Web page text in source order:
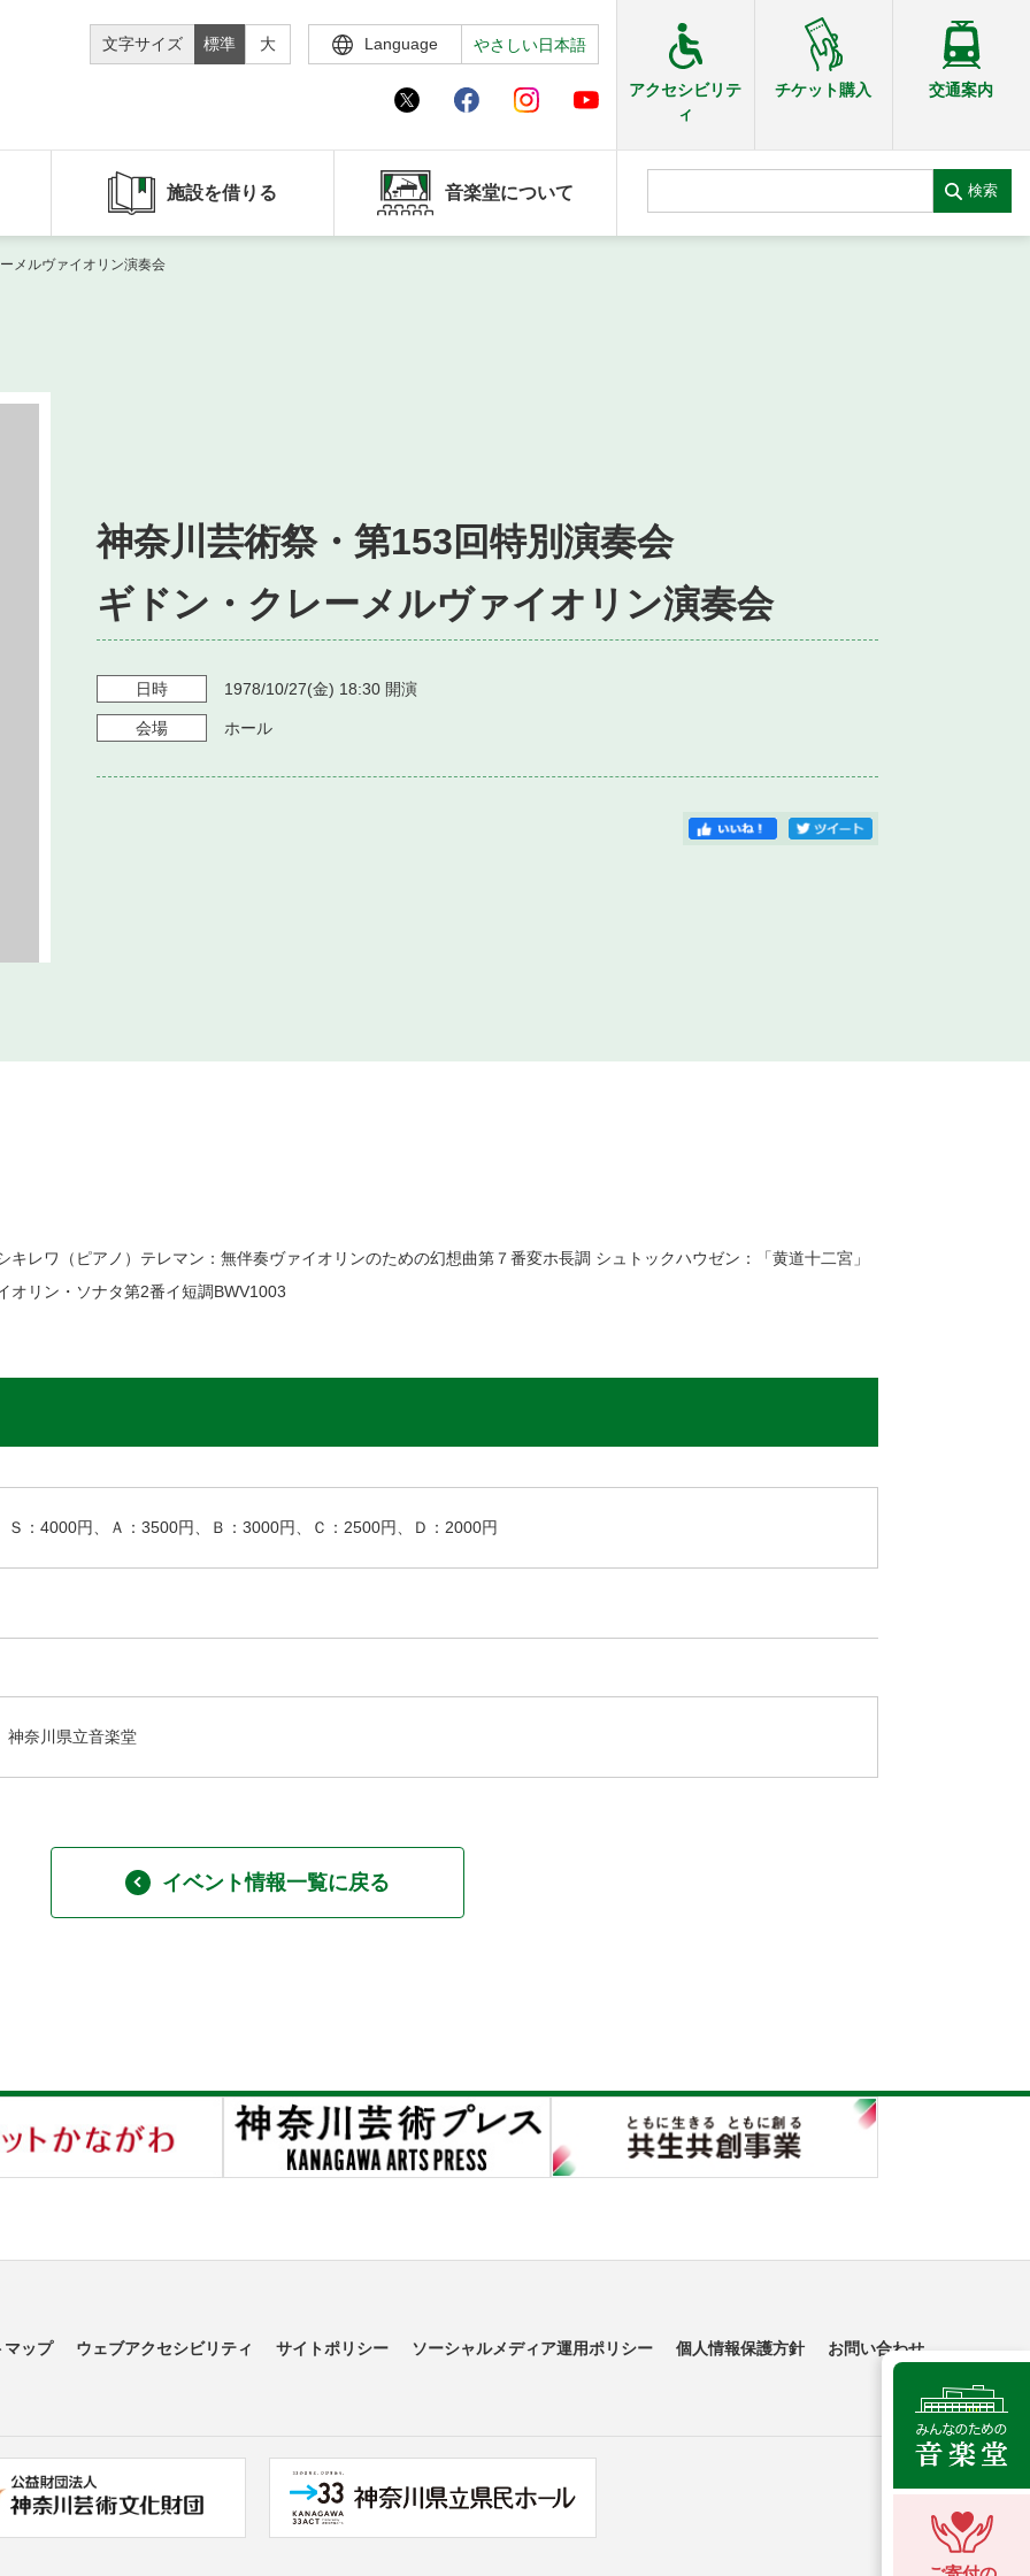
文字サイズ 標準 大 Language やさしい日本語
アクセシビリテ
ィ
チケット購入 交通案内
施設を借りる 音楽堂について 検索
メルヴァイオリン演奏会
神奈川芸術祭・第153回特別演奏会
ギドン・クレーメルヴァイオリン演奏会
日時 1978/10/27(金) 18:30 開演
会場 ホール
レワ（ピアノ）テレマン：無伴奏ヴァイオリンのための幻想曲第７番変ホ長調 シュトックハウゼン：「黄道十二宮」
オリン・ソナタ第2番イ短調BWV1003
Ｓ：4000円、Ａ：3500円、Ｂ：3000円、Ｃ：2500円、Ｄ：2000円
神奈川県立音楽堂
イベント情報一覧に戻る
マップ ウェブアクセシビリティ サイトポリシー ソーシャルメディア運用ポリシー 個人情報保護方針 お問い合わせ